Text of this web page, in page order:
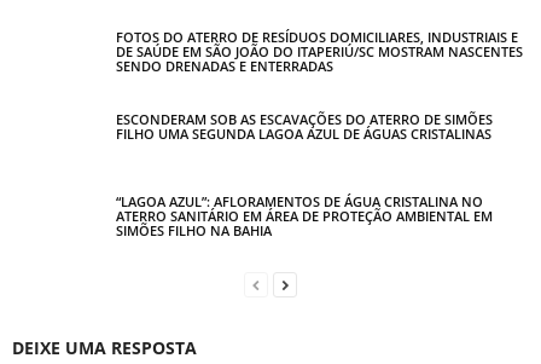
FOTOS DO ATERRO DE RESÍDUOS DOMICILIARES, INDUSTRIAIS E
DE SAÚDE EM SÃO JOÃO DO ITAPERIÚ/SC MOSTRAM NASCENTES
SENDO DRENADAS E ENTERRADAS
ESCONDERAM SOB AS ESCAVAÇÕES DO ATERRO DE SIMÕES
FILHO UMA SEGUNDA LAGOA AZUL DE ÁGUAS CRISTALINAS
“LAGOA AZUL”: AFLORAMENTOS DE ÁGUA CRISTALINA NO
ATERRO SANITÁRIO EM ÁREA DE PROTEÇÃO AMBIENTAL EM
SIMÕES FILHO NA BAHIA
DEIXE UMA RESPOSTA